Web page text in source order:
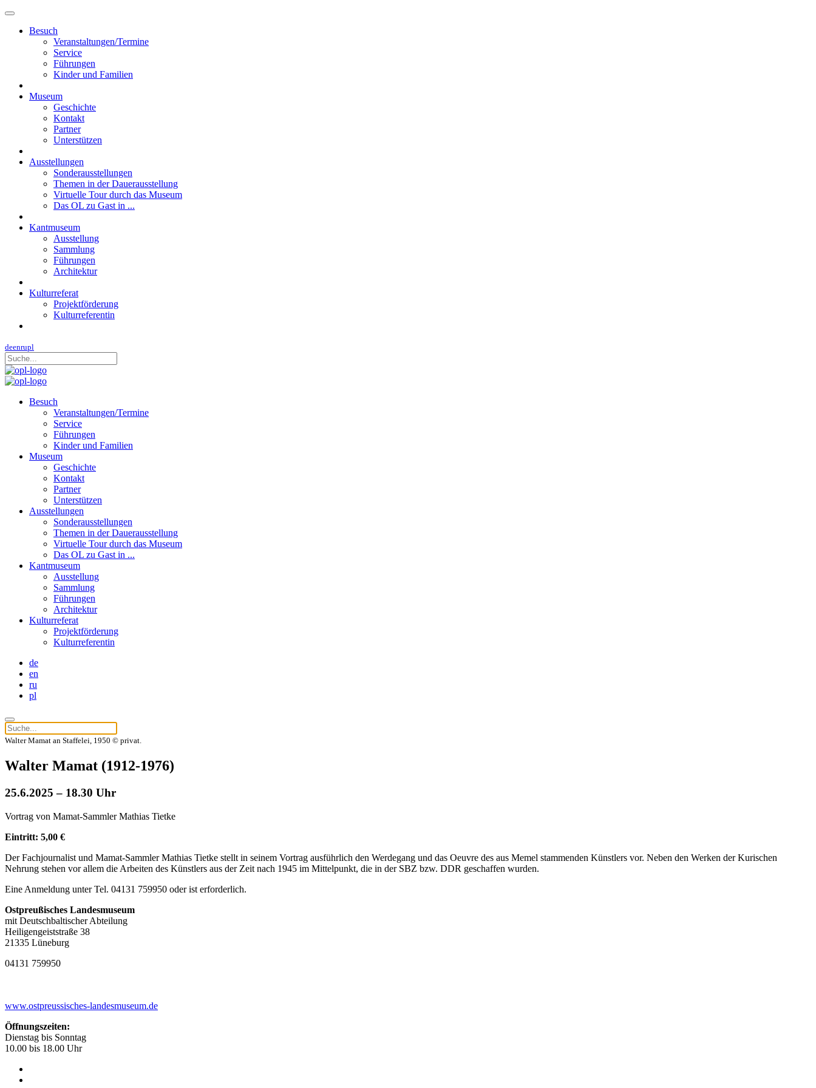
Besuch
Veranstaltungen/Termine
Service
Führungen
Kinder und Familien
Museum
Geschichte
Kontakt
Partner
Unterstützen
Ausstellungen
Sonderausstellungen
Themen in der Dauerausstellung
Virtuelle Tour durch das Museum
Das OL zu Gast in ...
Kantmuseum
Ausstellung
Sammlung
Führungen
Architektur
Kulturreferat
Projektförderung
Kulturreferentin
deenrupl
Besuch
Veranstaltungen/Termine
Service
Führungen
Kinder und Familien
Museum
Geschichte
Kontakt
Partner
Unterstützen
Ausstellungen
Sonderausstellungen
Themen in der Dauerausstellung
Virtuelle Tour durch das Museum
Das OL zu Gast in ...
Kantmuseum
Ausstellung
Sammlung
Führungen
Architektur
Kulturreferat
Projektförderung
Kulturreferentin
de
en
ru
pl
Walter Mamat an Staffelei, 1950 © privat.
Walter Mamat (1912-1976)
25.6.2025 – 18.30 Uhr
Vortrag von Mamat-Sammler Mathias Tietke
Eintritt: 5,00 €
Der Fachjournalist und Mamat-Sammler Mathias Tietke stellt in seinem Vortrag ausführlich den Werdegang und das Oeuvre des aus Memel stammenden Künstlers vor. Neben den Werken der Kurischen
Nehrung stehen vor allem die Arbeiten des Künstlers aus der Zeit nach 1945 im Mittelpunkt, die in der SBZ bzw. DDR geschaffen wurden.
Eine Anmeldung unter Tel. 04131 759950 oderist erforderlich.
Ostpreußisches Landesmuseum
mit Deutschbaltischer Abteilung
Heiligengeiststraße 38
21335 Lüneburg
04131 759950
www.ostpreussisches-landesmuseum.de
Öffnungszeiten:
Dienstag bis Sonntag
10.00 bis 18.00 Uhr